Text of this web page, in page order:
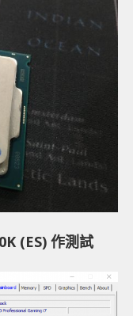
(ES) 作測試